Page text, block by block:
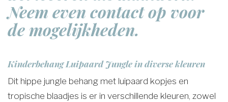
Neem even contact op voor
de mogelijkheden.
Kinderbehang Luipaard Jungle in diverse kleuren
Dit hippe jungle behang met luipaard kopjes en
tropische blaadjes is er in verschillende kleuren, zowel